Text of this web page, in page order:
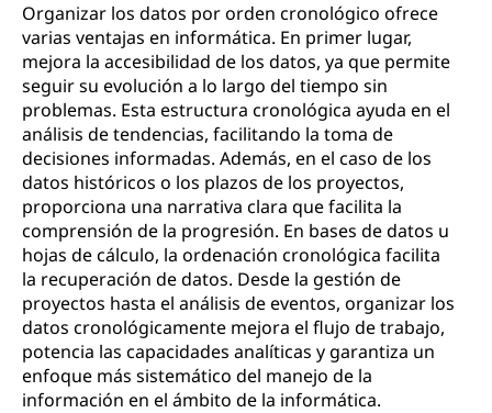
Organizar los datos por orden cronológico ofrece
varias ventajas en informática. En primer lugar,
mejora la accesibilidad de los datos, ya que permite
seguir su evolución a lo largo del tiempo sin
problemas. Esta estructura cronológica ayuda en el
análisis de tendencias, facilitando la toma de
decisiones informadas. Además, en el caso de los
datos históricos o los plazos de los proyectos,
proporciona una narrativa clara que facilita la
comprensión de la progresión. En bases de datos u
hojas de cálculo, la ordenación cronológica facilita
la recuperación de datos. Desde la gestión de
proyectos hasta el análisis de eventos, organizar los
datos cronológicamente mejora el flujo de trabajo,
potencia las capacidades analíticas y garantiza un
enfoque más sistemático del manejo de la
información en el ámbito de la informática.